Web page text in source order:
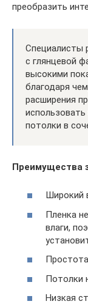
преобразить
Специалисты
с глянцевой
высокими
благодаря
расширения
потолки в
Преимущества
Широкий
Пленка
влаги,
Потолки
Низкая